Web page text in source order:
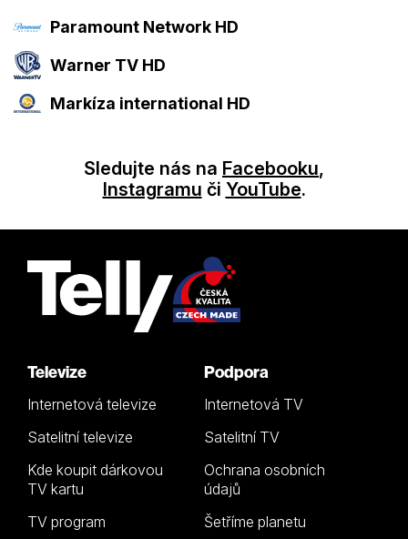
Paramount Network HD
Warner TV HD
Markíza international HD
Sledujte nás na Facebooku,
Instagramu či YouTube.
Televize
Internetová televize
Satelitní televize
Kde koupit dárkovou
TV kartu
TV program
Podpora
Internetová TV
Satelitní TV
Ochrana osobních
údajů
Šetříme planetu